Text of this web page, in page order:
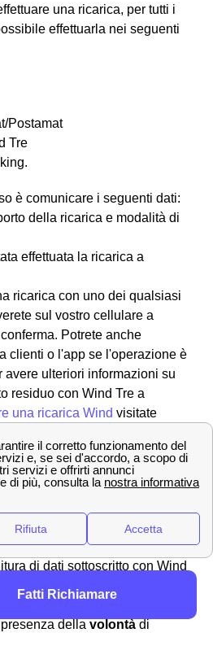
una ricarica, per tutti i
effettuarla nei seguenti
/Postamat
Tre
.
è comunicare i seguenti dati:
della ricarica e modalità di
effettuata la ricarica a
ricarica con uno dei qualsiasi
sul vostro cellulare a
Potrete anche
clienti o l'app se l'operazione è
avere ulteriori informazioni su
residuo con Wind Tre a
una ricarica Wind visitate
per l'assistenza clienti a
una disdetta con Wind Tre a
rendersi necessariodisdireil
di dati sottoscritto con Wind
della volontà di
Fatti Richiamare